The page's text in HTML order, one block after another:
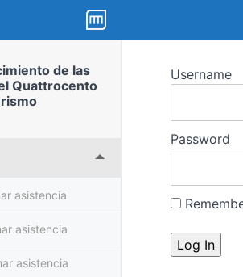
El Renacimiento de las
de las
Quattrocento
asistencia
asistencia
asistencia
Username
Password